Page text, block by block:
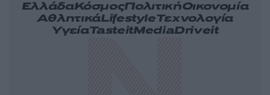
ΕλλάδαΚόσμοςΠολιτικήΟικονομία
ΑθλητικάLifestyleΤεχνολογία
ΥγείαTasteitMediaDriveit